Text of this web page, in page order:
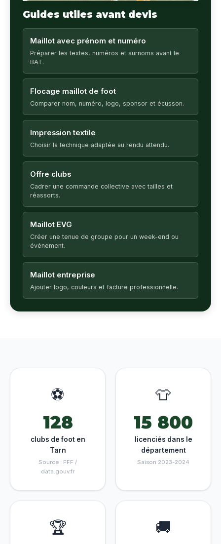
Guides utiles avant devis
Maillot avec prénom et numéro
Préparer les textes, numéros et surnoms avant le
BAT.
Flocage maillot de foot
Comparer nom, numéro, logo, sponsor et écusson.
Impression textile
Choisir la technique adaptée au rendu attendu.
Offre clubs
Cadrer une commande collective avec tailles et
réassorts.
Maillot EVG
Créer une tenue de groupe pour un week-end ou
événement.
Maillot entreprise
Ajouter logo, couleurs et facture professionnelle.
⚽
128
clubs de foot en
Tarn
Source : FFF /
data.gouv.fr
👕
15 800
licenciés dans le
département
Saison 2023-2024
🏆 🚚